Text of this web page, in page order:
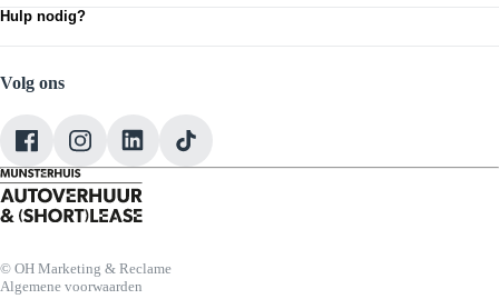
Shortlease
Contact
Hulp nodig?
Volg ons
© OH Marketing & Reclame
Algemene voorwaarden